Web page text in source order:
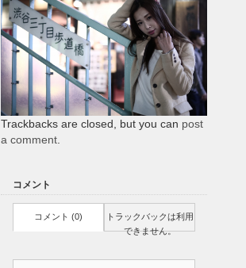
Trackbacks are closed, but you can post
a comment.
コメント
コメント (0)
トラックバックは利用
できません。